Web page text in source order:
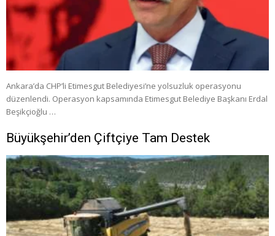
Ankara’da CHP’li Etimesgut Belediyesi’ne yolsuzluk operasyonu
düzenlendi. Operasyon kapsamında Etimesgut Belediye Başkanı Erdal
Beşikçioğlu …
Büyükşehir’den Çiftçiye Tam Destek